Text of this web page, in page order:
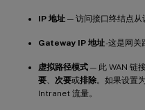
IP 地址 — 访问接口终结点从
Gateway IP 地址-这是网关
虚拟路径模式 — 此 WAN 链
要、 次要或排除。如果设置为
Intranet 流量。